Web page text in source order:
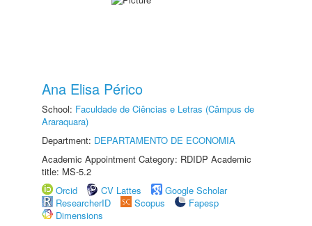
Ana Elisa Périco
School: Faculdade de Ciências e Letras (Câmpus de
Araraquara)
Department: DEPARTAMENTO DE ECONOMIA
Academic Appointment Category: RDIDP Academic
title: MS-5.2
Orcid
CV Lattes
Google Scholar
ResearcherID
Scopus
Fapesp
Dimensions